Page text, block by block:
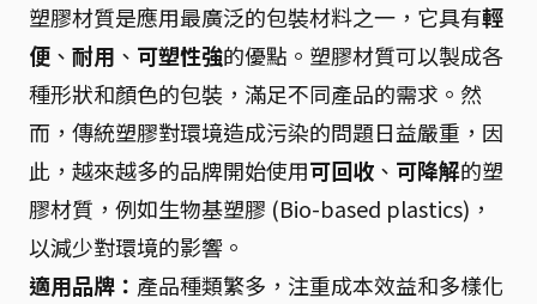
塑膠材質是應用最廣泛的包裝材料之一，它具有輕
便 、 耐用 、 可塑性強的優點。塑膠材質可以製成各
種形狀和顏色的包裝，滿足不同產品的需求。然
而，傳統塑膠對環境造成污染的問題日益嚴重，因
此，越來越多的品牌開始使用可回收 、 可降解的塑
膠材質，例如生物基塑膠 (Bio-based plastics)，
以減少對環境的影響。
適用品牌： 產品種類繁多，注重成本效益和多樣化